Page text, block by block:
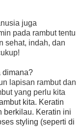
juga
pada rambut tentu
sehat, indah, dan
dimana?
lapisan rambut dan
yang perlu kita
kita. Keratin
berkilau. Keratin ini
styling (seperti di